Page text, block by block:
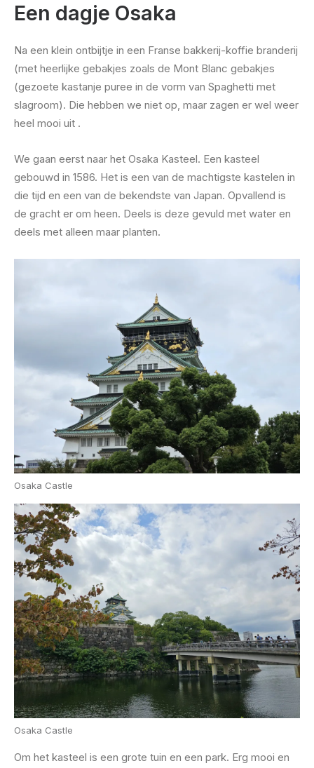
Een dagje Osaka
Na een klein ontbijtje in een Franse bakkerij-koffie branderij
(met heerlijke gebakjes zoals de Mont Blanc gebakjes
(gezoete kastanje puree in de vorm van Spaghetti met
slagroom). Die hebben we niet op, maar zagen er wel weer
heel mooi uit .
We gaan eerst naar het Osaka Kasteel. Een kasteel
gebouwd in 1586. Het is een van de machtigste kastelen in
die tijd en een van de bekendste van Japan. Opvallend is
de gracht er om heen. Deels is deze gevuld met water en
deels met alleen maar planten.
Osaka Castle
Osaka Castle
Om het kasteel is een grote tuin en een park. Erg mooi en